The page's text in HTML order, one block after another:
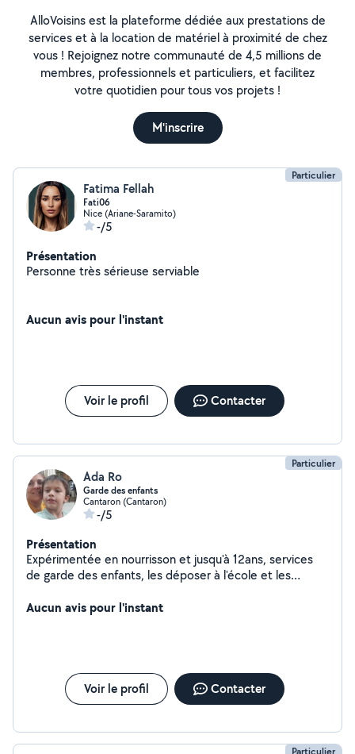
AlloVoisins est la plateforme dédiée aux prestations de
services et à la location de matériel à proximité de chez
vous ! Rejoignez notre communauté de 4,5 millions de
membres, professionnels et particuliers, et facilitez
votre quotidien pour tous vos projets !
M'inscrire
Particulier
Fatima Fellah
Fati06
Nice (Ariane-Saramito)
-/5
Présentation
Personne très sérieuse serviable
Aucun avis pour l'instant
Voir le profil Contacter
Particulier
Ada Ro
Garde des enfants
Cantaron (Cantaron)
-/5
Présentation
Expérimentée en nourrisson et jusqu'à 12ans, services
de garde des enfants, les déposer à l'école et les
accompagne également a personnes en situation
permis B ainsi que voiture
Aucun avis pour l'instant
Voir le profil Contacter
Particulier